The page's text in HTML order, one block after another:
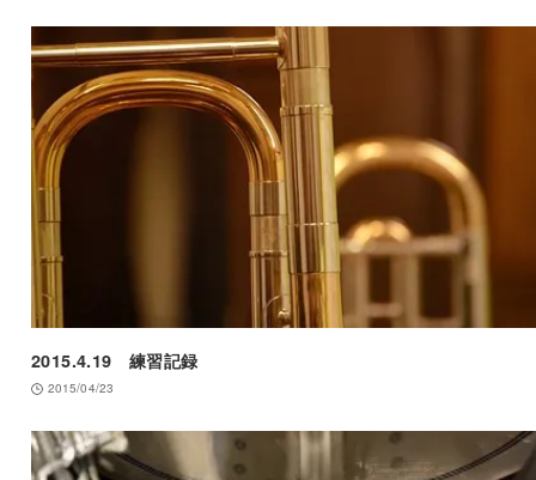
2015.4.19 練習記録
2015/04/23